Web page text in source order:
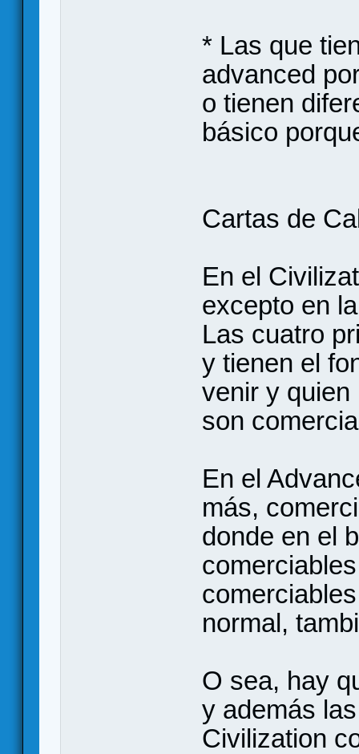
* Las que
advanced
o tienen
básico
Cartas de
En el
excepto en
Las cuatro
y tienen el
venir y
son
En el
más,
donde en el
normal,
O sea, hay
y además
Civilization